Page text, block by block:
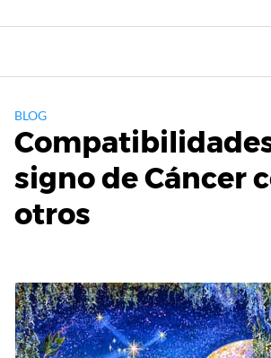
BLOG
signo de Cáncer
otros